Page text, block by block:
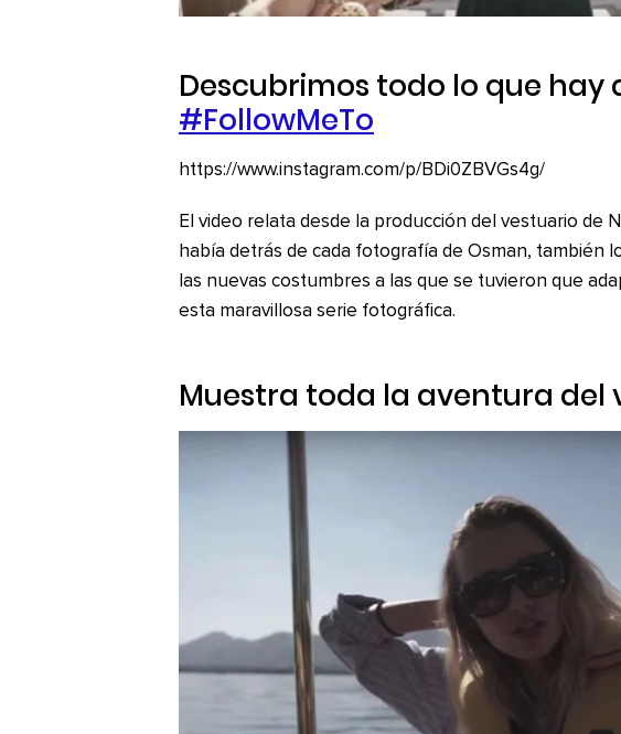
Descubrimos todo lo que hay
#FollowMeTo
https://www.instagram.com/p/BDi0ZBVGs4g/
El video relata desde la producción del vestuario de
había detrás de cada fotografía de Osman, también
las nuevas costumbres a las que se tuvieron que
esta maravillosa serie fotográfica.
Muestra toda la aventura del